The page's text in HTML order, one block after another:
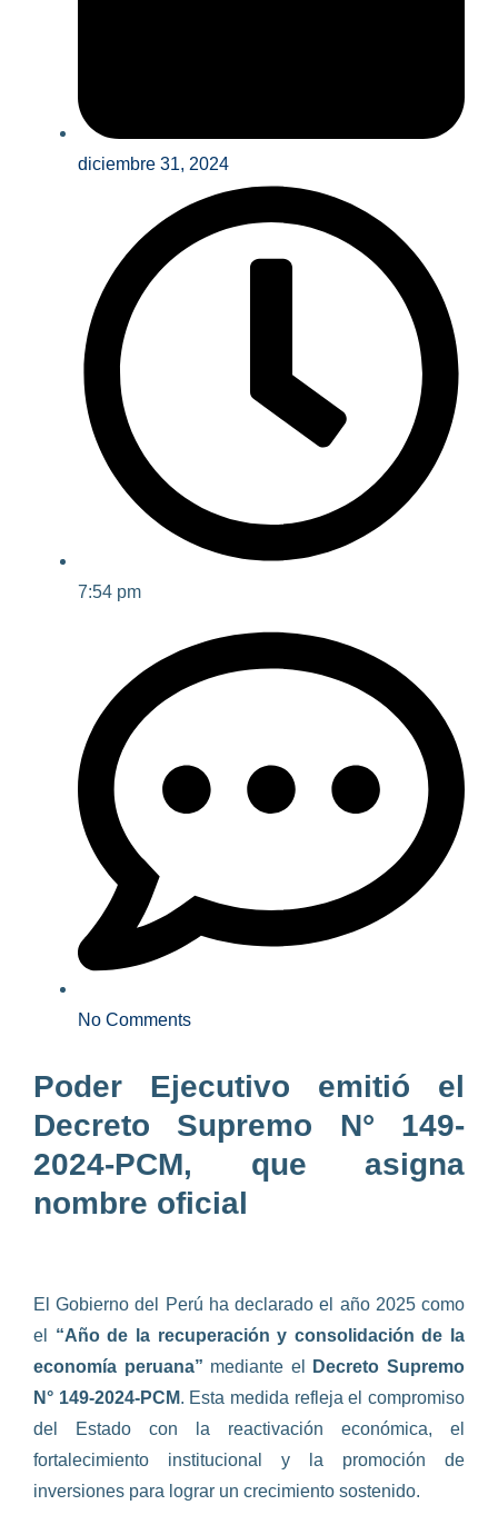
diciembre 31, 2024
7:54 pm
No Comments
Poder Ejecutivo emitió el
Decreto Supremo N° 149-
2024-PCM, que asigna
nombre oficial
El Gobierno del Perú ha declarado el año 2025 como
el “Año de la recuperación y consolidación de la
economía peruana” mediante el
Decreto Supremo
N° 149-2024-PCM. Esta medida refleja el compromiso
del Estado con la reactivación económica, el
fortalecimiento institucional y la promoción de
inversiones para lograr un crecimiento sostenido.